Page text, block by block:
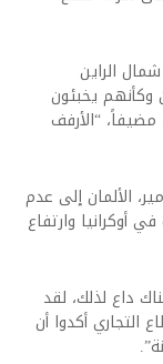
الراين
وكأنهم يخبئون
“الأرفف
الألمان إلى عدم
أوكرانيا وارتفاع
داع لذلك، لقد
التجاري أكدوا أن